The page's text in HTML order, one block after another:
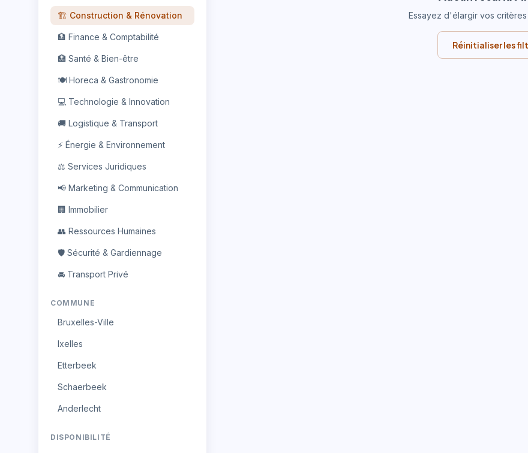
🏗️ Construction & Rénovation
🏦 Finance & Comptabilité
🏥 Santé & Bien-être
🍽️ Horeca & Gastronomie
💻 Technologie & Innovation
🚚 Logistique & Transport
⚡ Énergie & Environnement
⚖️ Services Juridiques
📢 Marketing & Communication
🏢 Immobilier
👥 Ressources Humaines
🛡️ Sécurité & Gardiennage
🚘 Transport Privé
COMMUNE
Bruxelles-Ville
Ixelles
Etterbeek
Schaerbeek
Anderlecht
DISPONIBILITÉ
Essayez d'élargir vos
Réinitialiser les